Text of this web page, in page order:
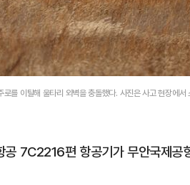
를 이탈해 울타리 외벽을 충돌했다. 사진은 사고 현장에
7C2216편 항공기가 무안국제공